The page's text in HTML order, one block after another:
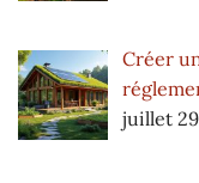
Créer
juillet